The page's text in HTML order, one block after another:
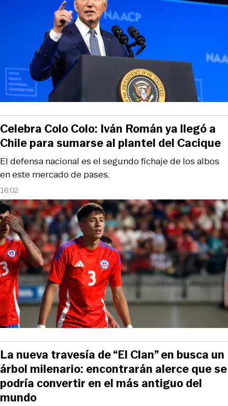
16:02
El defensa nacional es el segundo fichaje de los albos
en este mercado de pases.
Celebra Colo Colo: Iván Román ya llegó a
Chile para sumarse al plantel del Cacique
La nueva travesía de “El Clan” en busca un
árbol milenario: encontrarán alerce que se
podría convertir en el más antiguo del
mundo